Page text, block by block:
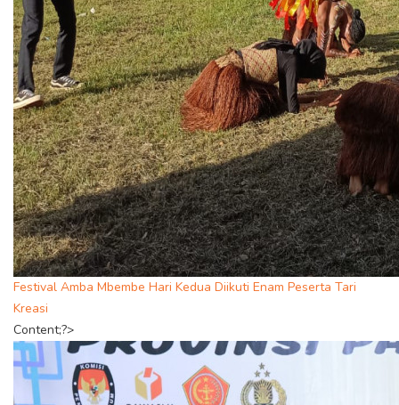
Festival Amba Mbembe Hari Kedua Diikuti Enam Peserta Tari
Kreasi
Content;?>